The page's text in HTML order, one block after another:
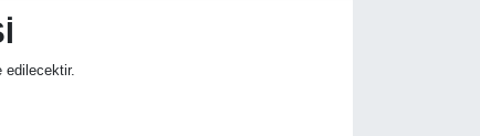
edilecektir.